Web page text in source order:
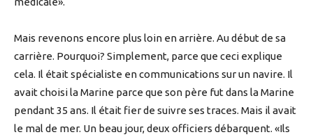
Mais revenons encore plus loin en arrière. Au début de sa
carrière. Pourquoi? Simplement, parce que ceci explique
cela. Il était spécialiste en communications sur un navire. Il
avait choisi la Marine parce que son père fut dans la Marine
pendant 35 ans. Il était fier de suivre ses traces. Mais il avait
le mal de mer. Un beau jour, deux officiers débarquent. «Ils